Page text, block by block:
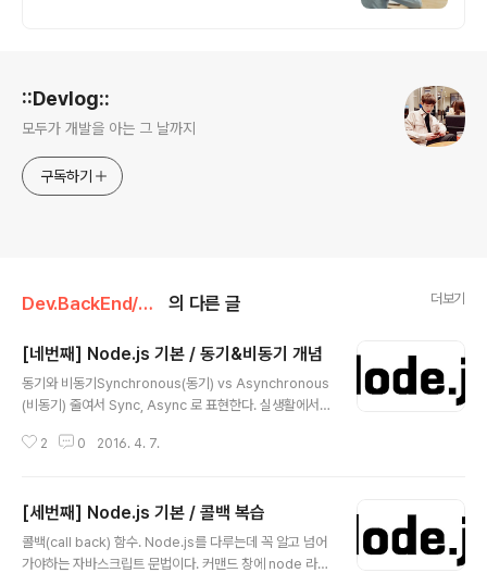
::Devlog::
모두가 개발을 아는 그 날까지
구독하기
Dev.BackEnd/Node.js 의 다른 글 더보기
[네번째] Node.js 기본 / 동기&비동기 개념
동기와 비동기Synchronous(동기) vs Asynchronous
(비동기) 줄여서 Sync, Async 로 표현한다. 실생활에서
설거지. 청소 각각 한시간씩 걸린다. 동기적으로 일을 처리
비동기적으로 일을 처리하는 것빨래하는 업체가 있고 설거
지 하는 업체가 있고 청소를 하는 업체가 있다. 그 빨래업체
에게 전화를 한다. "빨래 좀 해주세요. 끝나면 말해주세요."
2 0 2016. 4. 7.
[세번째] Node.js 기본 / 콜백 복습
콜백(call back) 함수. Node.js를 다루는데 꼭 알고 넘어
가야하는 자바스크립트 문법이다. 커맨드 창에 node 라고